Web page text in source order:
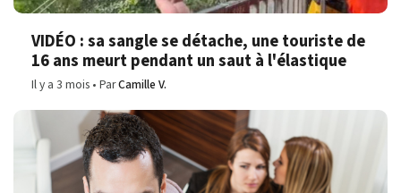
VIDÉO : sa sangle se détache, une touriste de
16 ans meurt pendant un saut à l'élastique
Il y a 3 mois ParCamille V.